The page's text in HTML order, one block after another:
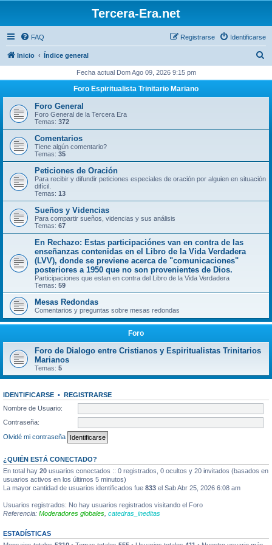
Tercera-Era.net
FAQ Identificarse
Registrarse
Inicio Índice general
c
r
Fecha actual Dom Ago 09, 2026 9:15 pm
Foro Espiritualista Trinitario Mariano
Foro General
Foro General de la Tercera Era
Temas: 372
Comentarios
Tiene algún comentario?
Temas: 35
Peticiones de Oración
Para recibir y difundir peticiones especiales de oración por alguien en situación
difícil.
Temas: 13
Sueños y Videncias
Para compartir sueños, videncias y sus análisis
Temas: 67
En Rechazo: Estas participaciónes van en contra de las
enseñanzas contenidas en el Libro de la Vida Verdadera
(LVV), donde se previene acerca de "comunicaciones"
posteriores a 1950 que no son provenientes de Dios.
Participaciones que estan en contra del Libro de la Vida Verdadera
Temas: 59
Mesas Redondas
Comentarios y preguntas sobre mesas redondas
Foro
Foro de Dialogo entre Cristianos y Espiritualistas Trinitarios
Marianos
Temas: 5
IDENTIFICARSE • REGISTRARSE
Nombre de Usuario:
Contraseña:
Olvidé mi contraseña
¿QUIÉN ESTÁ CONECTADO?
En total hay 20 usuarios conectados :: 0 registrados, 0 ocultos y 20 invitados (basados en
usuarios activos en los últimos 5 minutos)
La mayor cantidad de usuarios identificados fue 833 el Sab Abr 25, 2026 6:08 am
Usuarios registrados: No hay usuarios registrados visitando el Foro
Referencia: Moderadores globales catedras_ineditas
ESTADÍSTICAS